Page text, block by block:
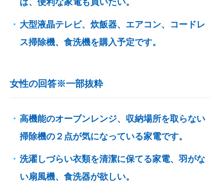
大型液晶テレビ、炊飯器、エアコン、コードレ
ス掃除機、食洗機を購入予定です。
女性の回答※一部抜粋
高機能のオーブンレンジ、収納場所を取らない
掃除機の２点が気になっている家電です。
洗濯しづらい衣類を清潔に保てる家電、羽がな
い扇風機、食洗器が欲しい。